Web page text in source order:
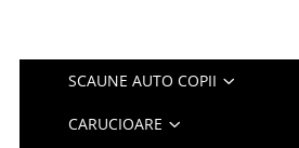
SCAUNE AUTO COPII
CARUCIOARE